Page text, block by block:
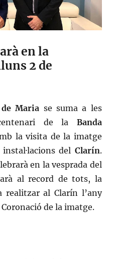
en la
2 de
Maria se suma a les
de la Banda
la visita de la imatge
del Clarín.
en la vesprada del
al record de tots, la
realitzar al Clarín l’any
de la imatge.